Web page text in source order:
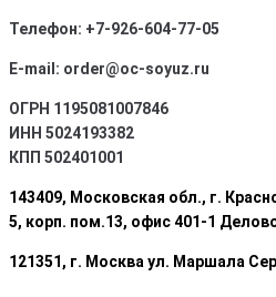
Телефон: +7-926-604-77-05
E-mail: order@oc-soyuz.ru
ОГРН 1195081007846
ИНН 5024193382
КПП 502401001
143409, Московская обл., г.
5, корп. пом.13, офис 401-1
121351, г. Москва ул. Маршала